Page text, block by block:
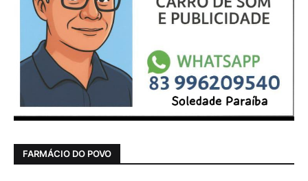
FARMÁCIO DO POVO